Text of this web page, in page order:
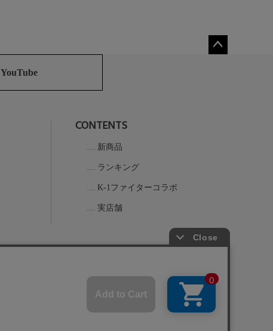
YouTube
CONTENTS
新商品
ランキング
K-1ファイターコラボ
実店舗